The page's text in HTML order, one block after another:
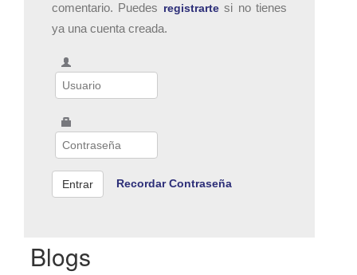
comentario. Puedes registrartesi no tienes
ya una cuenta creada.
Recordar Contraseña
Blogs